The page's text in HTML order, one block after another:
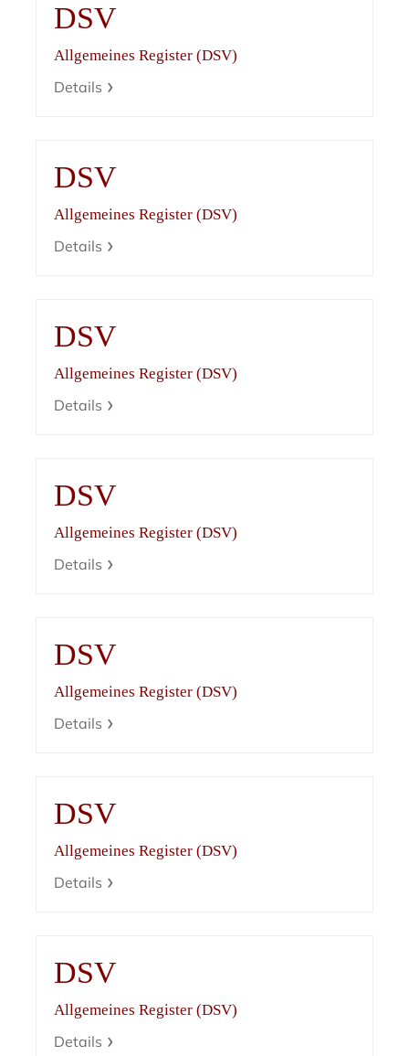
DSV
Allgemeines Register (DSV)
Details
DSV
Allgemeines Register (DSV)
Details
DSV
Allgemeines Register (DSV)
Details
DSV
Allgemeines Register (DSV)
Details
DSV
Allgemeines Register (DSV)
Details
DSV
Allgemeines Register (DSV)
Details
DSV
Allgemeines Register (DSV)
Details